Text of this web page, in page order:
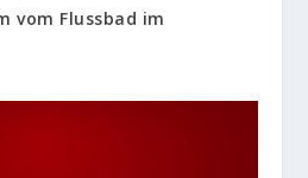
vom Flussbad im